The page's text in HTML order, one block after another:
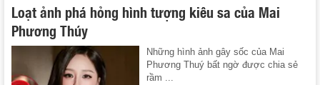
Loạt ảnh phá hỏng hình tượng kiêu sa của Mai
Phương Thúy
Những hình ảnh gây sốc của Mai
Phương Thuý bất ngờ được chia sẻ
rầm ...